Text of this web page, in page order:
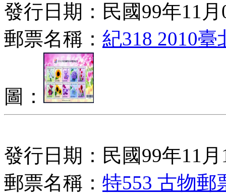
發行日期：民國99年11月
郵票名稱： 紀318 2010
圖：
發行日期：民國99年11月
郵票名稱： 特553 古物郵